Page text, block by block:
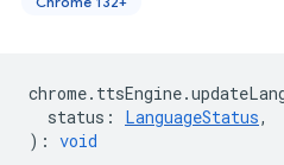
chrome. ttsEngine.
status : LanguageStatus,
) : void